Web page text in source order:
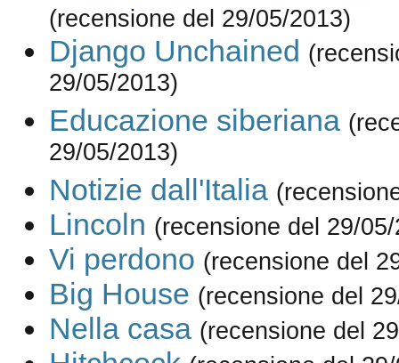
(recensione del 29/05/2013)
Django Unchained
29/05/2013)
Educazione siberiana
29/05/2013)
Notizie dall'Italia
Lincoln (recensione del 29/
Vi perdono (recensione del
Big House (recensione del
Nella casa (recensione del